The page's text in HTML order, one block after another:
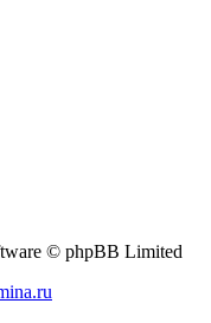
© phpBB Limited